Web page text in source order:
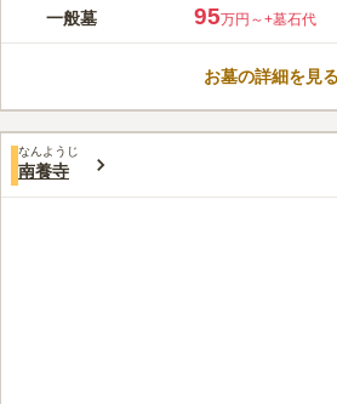
多摩モノレール「立飛駅」「泉体育
の強要もなく、継承者がいない方で
口コミ評価
この霊園はまだ誰からも評価されていません。
一般墓 95万円～+墓石代
お墓の詳細を見る
なんようじ
南養寺